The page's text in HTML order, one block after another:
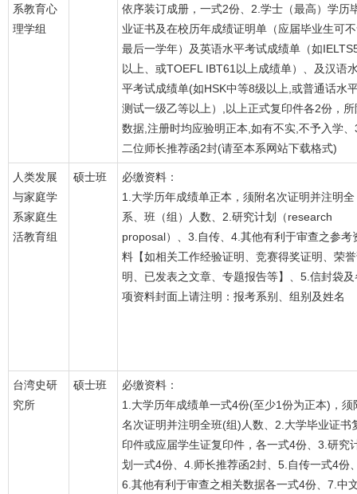
系教育心
理学组
依序装订成册，一式2份、2.学士（最高）学历
业证书及在校历年成绩证明单（应届毕业生可
最后一学年）及英语水平考试成绩单（如
以上、或TOEFL IBT61以上成绩单）、及汉语
平考试成绩单(如HSK中等8级以上,或普通话水
测试一级乙等以上）,以上正式复印件各2份，所
数据,注册时均应验明正本,如有不实,不予入学、
二位师长推荐函2封(请至本系网站下载格式)
人类发展
与家庭学
系家庭生
活教育组
硕士班
必缴资料：
1.大学历年成绩单正本，须附名次证明并注明全
系、班（组）人数、2.研究计划（research
proposal）、3.自传、4.其他有利于审查之参考
料【如相关工作经验证明、竞赛得奖证明、荣
明、已发表之文章、专题报告等】、5.信封袋及
项资料封面上请注明：报考系别、组别及姓名
台湾史研
究所
硕士班
必缴资料：
1.大学历年成绩单一式4份(至少1份为正本)，须
名次证明并注明全班(组)人数、2.大学毕业证书
印件或应届学生证复印件，各一式4份、3.研究
划一式4份、4.师长推荐函2封、5.自传一式4份
6.其他有利于审查之相关数据各一式4份、7.中